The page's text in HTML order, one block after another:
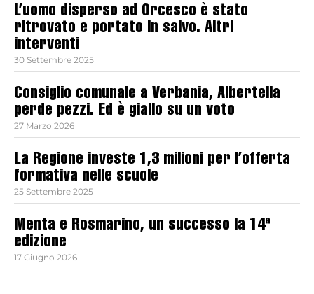
L’uomo disperso ad Orcesco è stato
ritrovato e portato in salvo. Altri
interventi
30 Settembre 2025
Consiglio comunale a Verbania, Albertella
perde pezzi. Ed è giallo su un voto
27 Marzo 2026
La Regione investe 1,3 milioni per l’offerta
formativa nelle scuole
25 Settembre 2025
Menta e Rosmarino, un successo la 14ª
edizione
17 Giugno 2026